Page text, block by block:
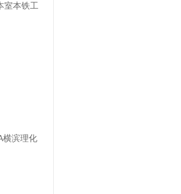
室本铁工
横滨理化